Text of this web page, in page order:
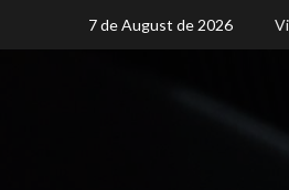
7 de August de 2026